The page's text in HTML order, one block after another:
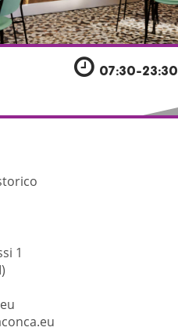
07:30-23:30
1